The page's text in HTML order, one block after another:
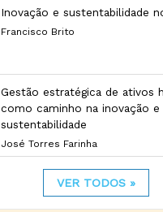
Inovação e sustentabilidade
Francisco Brito
Gestão estratégica de ativos
como caminho na inovação e
sustentabilidade
José Torres Farinha
VER TODOS »